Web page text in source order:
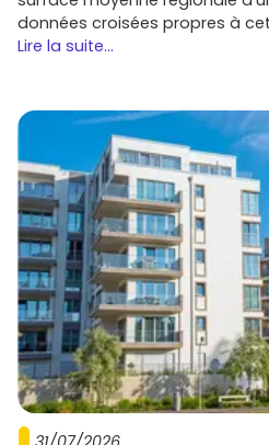
Scrute le plan: orientation,
extérieurs, rangements,
de fonds, personnalisation
livraison.
Compare sur Vivre dans
prix, prestations et
quartiersavant de réserver.
Prêt à repérer ton
Montigny-lès-Metz ?
Que tu cherches à investir ou à
Montigny-lès-Metzte donne
modernes, économes et bien
maintenant les programmes
le neuf, filtre parquartiers,
ton projet en toute confiance.
données croisées propres à
Lire la suite...